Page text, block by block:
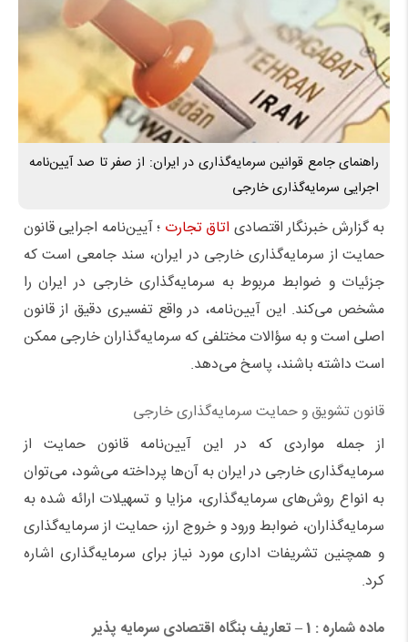
راهنمای جامع قوانین سرمایه‌گذاری در ایران: از صفر تا صد آیین‌نامه
اجرایی سرمایه‌گذاری خارجی
به گزارش خبرنگار اقتصادی اتاق تجارت ؛ آیین‌نامه اجرایی قانون
حمایت از سرمایه‌گذاری خارجی در ایران، سند جامعی است که
جزئیات و ضوابط مربوط به سرمایه‌گذاری خارجی در ایران را
مشخص می‌کند. این آیین‌نامه، در واقع تفسیری دقیق از قانون
اصلی است و به سؤالات مختلفی که سرمایه‌گذاران خارجی ممکن
است داشته باشند، پاسخ می‌دهد.
‌قانون تشویق و حمایت سرمایه‌گذاری خارجی
از جمله مواردی که در این آیین‌نامه قانون حمایت از
سرمایه‌گذاری خارجی در ایران به آن‌ها پرداخته می‌شود، می‌توان
به انواع روش‌های سرمایه‌گذاری، مزایا و تسهیلات ارائه شده به
سرمایه‌گذاران، ضوابط ورود و خروج ارز، حمایت از سرمایه‌گذاری
و همچنین تشریفات اداری مورد نیاز برای سرمایه‌گذاری اشاره
کرد.
ماده شماره : 1 – تعاریف بنگاه اقتصادی سرمایه پذیر